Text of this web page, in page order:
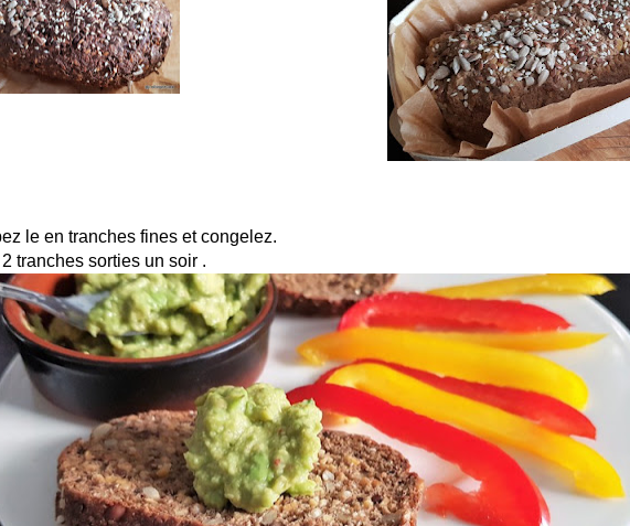
le en tranches fines et congelez.
tranches sorties un soir .